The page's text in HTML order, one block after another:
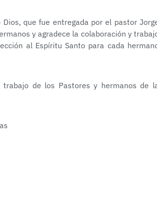
que fue entregada por el pastor
y agradece la colaboración y
al Espíritu Santo para cada
de los Pastores y hermanos de